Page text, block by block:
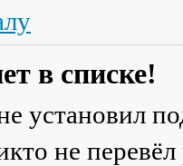
в списке!
установил
не